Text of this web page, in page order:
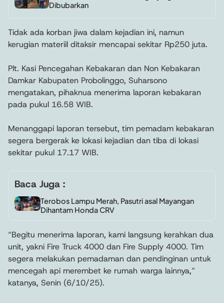
Dibubarkan
Tidak ada korban jiwa dalam kejadian ini, namun
kerugian materiil ditaksir mencapai sekitar Rp250 juta.
Plt. Kasi Pencegahan Kebakaran dan Non Kebakaran
Damkar Kabupaten Probolinggo, Suharsono
mengatakan, pihaknua menerima laporan kebakaran
pada pukul 16.58 WIB.
Menanggapi laporan tersebut, tim pemadam kebakaran
segera bergerak ke lokasi kejadian dan tiba di lokasi
sekitar pukul 17.17 WIB.
Baca Juga :
Terobos Lampu Merah, Pasutri asal Mayangan
Dihantam Honda CRV
“Begitu menerima laporan, kami langsung kerahkan dua
unit, yakni Fire Truck 4000 dan Fire Supply 4000. Tim
segera melakukan pemadaman dan pendinginan untuk
mencegah api merembet ke rumah warga lainnya,”
katanya, Senin (6/10/25).